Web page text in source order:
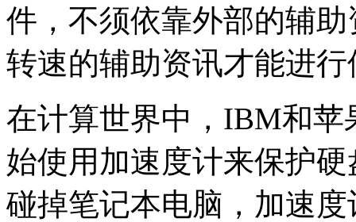
件，不须依靠外部的辅
转速的辅助资讯才能进
在计算世界中，IBM和
始使用加速度计来保护
碰掉笔记本电脑，加速